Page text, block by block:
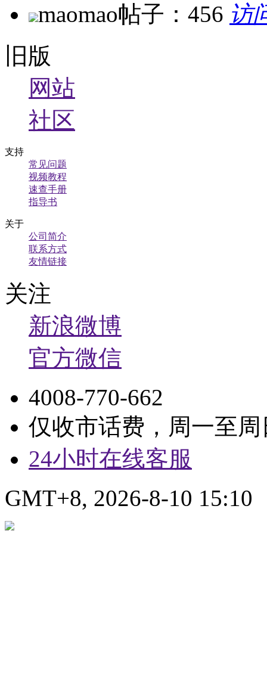
maomao帖子：456 访
旧版
网站
社区
支持
常见问题
视频教程
速查手册
指导书
关于
公司简介
联系方式
友情链接
关注
新浪微博
官方微信
4008-770-662
仅收市话费，周一至周
24小时在线客服
GMT+8, 2026-8-10 15:10